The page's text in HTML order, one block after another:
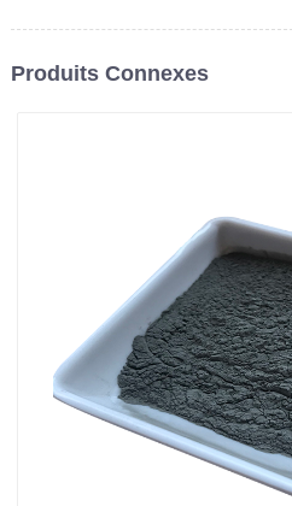
Produits Connexes